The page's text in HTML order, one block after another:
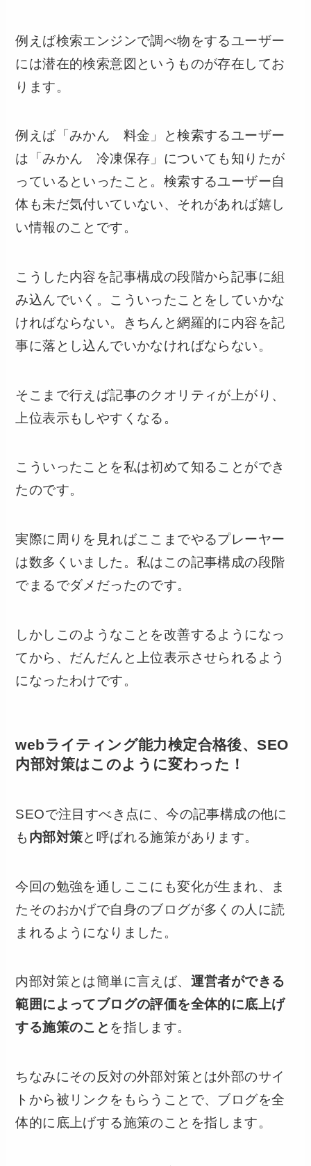
例えば検索エンジンで調べ物をするユーザー
には潜在的検索意図というものが存在してお
ります。
例えば「みかん 料金」と検索するユーザー
は「みかん 冷凍保存」についても知りたが
っているといったこと。検索するユーザー自
体も未だ気付いていない、それがあれば嬉し
い情報のことです。
こうした内容を記事構成の段階から記事に組
み込んでいく。こういったことをしていかな
ければならない。きちんと網羅的に内容を記
事に落とし込んでいかなければならない。
そこまで行えば記事のクオリティが上がり、
上位表示もしやすくなる。
こういったことを私は初めて知ることができ
たのです。
実際に周りを見ればここまでやるプレーヤー
は数多くいました。私はこの記事構成の段階
でまるでダメだったのです。
しかしこのようなことを改善するようになっ
てから、だんだんと上位表示させられるよう
になったわけです。
webライティング能力検定合格後、SEO
内部対策はこのように変わった！
SEOで注目すべき点に、今の記事構成の他に
も 内部対策と呼ばれる施策があります。
今回の勉強を通しここにも変化が生まれ、ま
たそのおかげで自身のブログが多くの人に読
まれるようになりました。
内部対策とは簡単に言えば、 運営者ができる
範囲によってブログの評価を全体的に底上げ
する施策のこと を指します。
ちなみにその反対の外部対策とは外部のサイ
トから被リンクをもらうことで、ブログを全
体的に底上げする施策のことを指します。